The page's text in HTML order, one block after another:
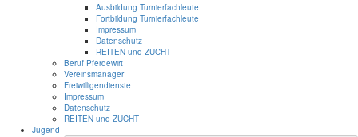
Ausbildung Turnierfachleute
Fortbildung Turnierfachleute
Impressum
Datenschutz
REITEN und ZUCHT
Beruf Pferdewirt
Vereinsmanager
Freiwilligendienste
Impressum
Datenschutz
REITEN und ZUCHT
Jugend